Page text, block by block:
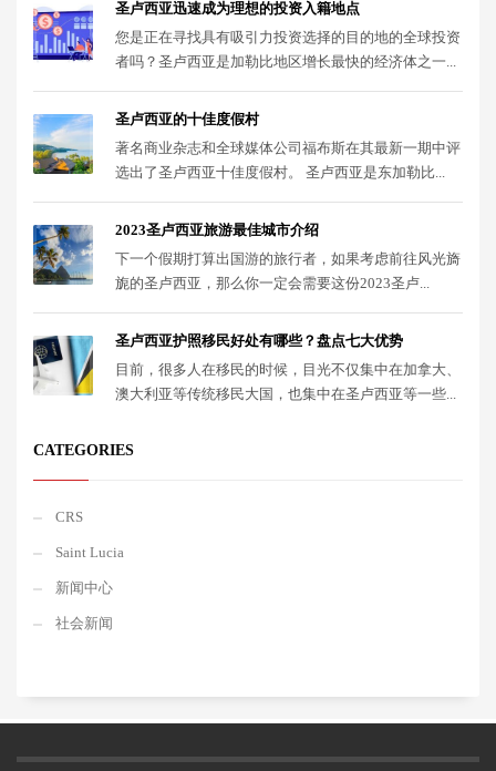
圣卢西亚迅速成为理想的投资入籍地点
您是正在寻找具有吸引力投资选择的目的地的全球投资
者吗？圣卢西亚是加勒比地区增长最快的经济体之一...
圣卢西亚的十佳度假村
著名商业杂志和全球媒体公司福布斯在其最新一期中评
选出了圣卢西亚十佳度假村。 圣卢西亚是东加勒比...
2023圣卢西亚旅游最佳城市介绍
下一个假期打算出国游的旅行者，如果考虑前往风光旖
旎的圣卢西亚，那么你一定会需要这份2023圣卢...
圣卢西亚护照移民好处有哪些？盘点七大优势
目前，很多人在移民的时候，目光不仅集中在加拿大、
澳大利亚等传统移民大国，也集中在圣卢西亚等一些...
CATEGORIES
CRS
Saint Lucia
新闻中心
社会新闻